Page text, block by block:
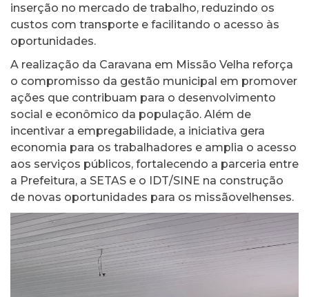
inserção no mercado de trabalho, reduzindo os
custos com transporte e facilitando o acesso às
oportunidades.
A realização da Caravana em Missão Velha reforça
o compromisso da gestão municipal em promover
ações que contribuam para o desenvolvimento
social e econômico da população. Além de
incentivar a empregabilidade, a iniciativa gera
economia para os trabalhadores e amplia o acesso
aos serviços públicos, fortalecendo a parceria entre
a Prefeitura, a SETAS e o IDT/SINE na construção
de novas oportunidades para os missãovelhenses.